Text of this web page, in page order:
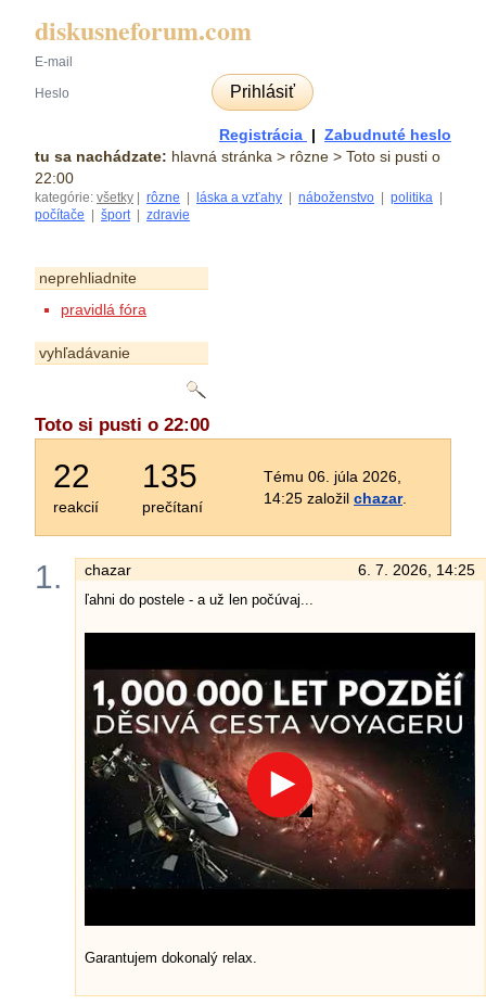
diskusneforum.com
Prihlásiť
Registrácia | Zabudnuté heslo
tu sa nachádzate: hlavná stránka > rôzne > Toto si pusti o
22:00
kategórie: všetky rôzne láska a vzťahy náboženstvo politika
počítače
šport| zdravie
neprehliadnite
pravidlá fóra
vyhľadávanie
Toto si pusti o 22:00
22
reakcií
135
prečítaní
Tému 06. júla 2026,
14:25 založil chazar.
1. chazar 6. 7. 2026, 14:25
ľahni do postele - a už len počúvaj...
Garantujem dokonalý relax.